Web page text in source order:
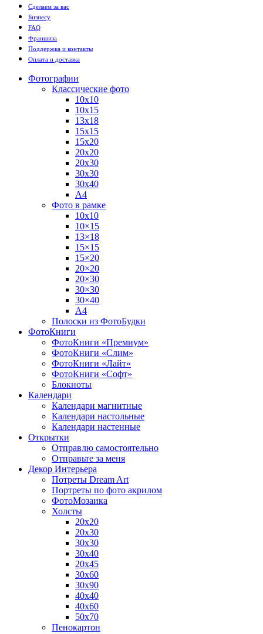
Сделаем за вас
Бизнесу
FAQ
Франшиза
Поддержка и контакты
Оплата и доставка
Фотографии
Классические фото
10х10
10х15
13х18
15х15
15х20
20х20
20х30
30х30
30х40
А4
Фото в рамке
10х10
10×15
13×18
15×15
15×20
20×20
20×30
30×30
30×40
A4
Полоски из ФотоБудки
ФотоКниги
ФотоКниги «Премиум»
ФотоКниги «Слим»
ФотоКниги «Лайт»
ФотоКниги «Софт»
Блокноты
Календари
Календари магнитные
Календари настольные
Календари настенные
Открытки
Отправлю самостоятельно
Отправьте за меня
Декор Интерьера
Потреты Dream Art
Портреты по фото акрилом
ФотоМозаика
Холсты
20х20
20х30
30х30
30х40
20х45
30х60
30х90
40х40
40х60
50х70
Пенокартон